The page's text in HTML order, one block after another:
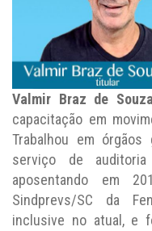
Valmir Braz de Souza
capacitação em
Trabalhou em órgãos
serviço de
aposentando em
Sindprevs/SC da
inclusive no atual, e